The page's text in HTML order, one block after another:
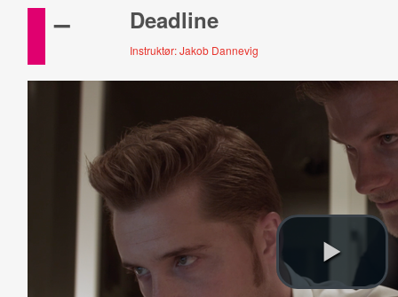
– Deadline
Instruktør: Jakob Dannevig